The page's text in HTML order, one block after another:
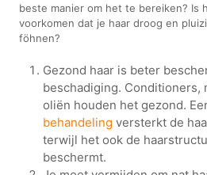
beste manier om het te bereiken? Is
voorkomen dat je haar droog en
föhnen?
Gezond haar is beter
beschadiging. Conditioners,
oliën houden het gezond.
behandeling versterkt de
terwijl het ook de
beschermt.